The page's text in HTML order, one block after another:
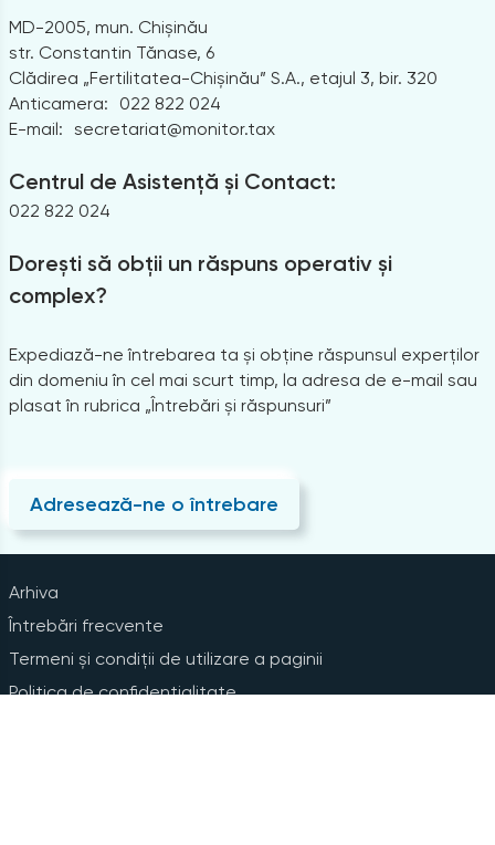
MD-2005, mun. Chișinău
str. Constantin Tănase, 6
Clădirea „Fertilitatea-Chișinău” S.A., etajul 3, bir. 320
Anticamera:
022 822 024
E-mail: secretariat@monitor.tax
Centrul de Asistență și Contact:
022 822 024
Dorești să obții un răspuns operativ și
complex?
Expediază-ne întrebarea ta și obține răspunsul experților
din domeniu în cel mai scurt timp, la adresa de e-mail sau
plasat în rubrica „Întrebări și răspunsuri”
Adresează-ne o întrebare
Arhiva
Întrebări frecvente
Termeni și condiții de utilizare a paginii
Politica de confidențialitate